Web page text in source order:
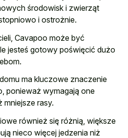
środowisk i zwierząt
i ostrożnie.
Cavapoo może być
jesteś gotowy poświęcić dużo
ma kluczowe znaczenie
ponieważ wymagają one
mniejsze rasy.
również się różnią, większe
nieco więcej jedzenia niż